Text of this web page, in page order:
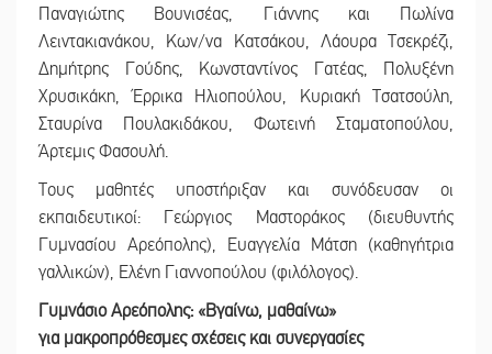
Παναγιώτης Βουνισέας, Γιάννης και Πωλίνα
Λειντακιανάκου, Κων/να Κατσάκου, Λάουρα Τσεκρέζι,
Δημήτρης Γούδης, Κωνσταντίνος Γατέας, Πολυξένη
Χρυσικάκη, Έρρικα Ηλιοπούλου, Κυριακή Τσατσούλη,
Σταυρίνα Πουλακιδάκου, Φωτεινή Σταματοπούλου,
Άρτεμις Φασουλή.
Τους μαθητές υποστήριξαν και συνόδευσαν οι
εκπαιδευτικοί: Γεώργιος Μαστοράκος (διευθυντής
Γυμνασίου Αρεόπολης), Ευαγγελία Μάτση (καθηγήτρια
γαλλικών), Ελένη Γιαννοπούλου (φιλόλογος).
Γυμνάσιο Αρεόπολης: «Βγαίνω, μαθαίνω»
για μακροπρόθεσμες σχέσεις και συνεργασίες